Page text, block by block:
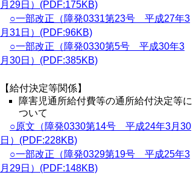
月29日）(PDF:175KB)
○一部改正（障発0331第23号 平成27年3
月31日）(PDF:96KB)
○一部改正（障発0330第5号 平成30年3
月30日）(PDF:385KB)
【給付決定等関係】
障害児通所給付費等の通所給付決定等に
ついて
○原文（障発0330第14号 平成24年3月30
日）(PDF:228KB)
○一部改正（障発0329第19号 平成25年3
月29日）(PDF:148KB)